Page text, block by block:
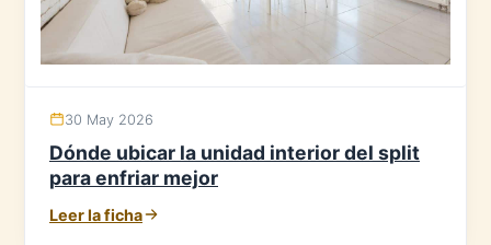
30 May 2026
Dónde ubicar la unidad interior del split
para enfriar mejor
Leer la ficha